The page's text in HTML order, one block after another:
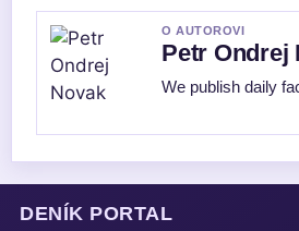
O AUTOROVI
Petr Ondrej
We publish daily
DENÍK PORTAL